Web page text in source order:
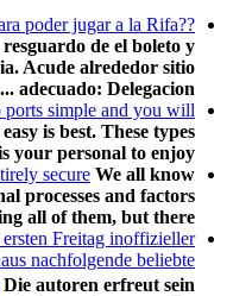
?Cual parece la antiguedad minima para poder jugar a la Rifa?
de el boleto y
Acude alrededor sitio
adecuado: Delegacion ...
simple and you will
is best. These types
personal to enjoy ...
secure We all know
processes and factors
all of them, but there ...
Freitag inoffizieller
nachfolgende beliebte
Die autoren erfreut sein